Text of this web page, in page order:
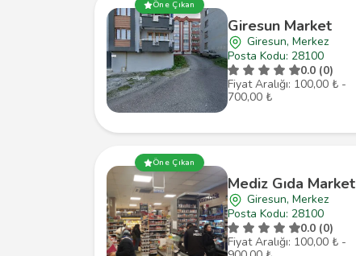
Öne Çıkan
Giresun Market
Giresun, Merkez
Posta Kodu: 28100
0.0 (0)
Fiyat Aralığı: 100,00 ₺ -
700,00 ₺
Öne Çıkan
Mediz Gıda Market
Giresun, Merkez
Posta Kodu: 28100
0.0 (0)
Fiyat Aralığı: 100,00 ₺ -